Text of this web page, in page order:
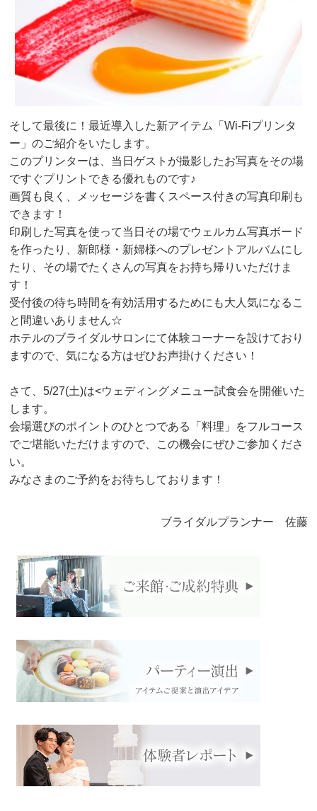
そして最後に！最近導入した新アイテム「Wi-Fiプリンタ
ー」のご紹介をいたします。
このプリンターは、当日ゲストが撮影したお写真をその場
ですぐプリントできる優れものです♪
画質も良く、メッセージを書くスペース付きの写真印刷も
できます！
印刷した写真を使って当日その場でウェルカム写真ボード
を作ったり、新郎様・新婦様へのプレゼントアルバムにし
たり、その場でたくさんの写真をお持ち帰りいただけま
す！
受付後の待ち時間を有効活用するためにも大人気になるこ
と間違いありません☆
ホテルのブライダルサロンにて体験コーナーを設けており
ますので、気になる方はぜひお声掛けください！
さて、5/27(土)は<ウェディングメニュー試食会を開催いた
します。
会場選びのポイントのひとつである「料理」をフルコース
でご堪能いただけますので、この機会にぜひご参加くださ
い。
みなさまのご予約をお待ちしております！
ブライダルプランナー 佐藤